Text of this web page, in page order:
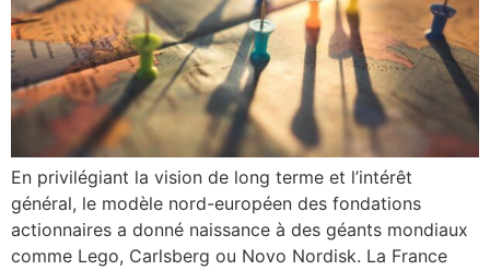
En privilégiant la vision de long terme et l’intérêt
général, le modèle nord-européen des fondations
actionnaires a donné naissance à des géants mondiaux
comme Lego, Carlsberg ou Novo Nordisk. La France